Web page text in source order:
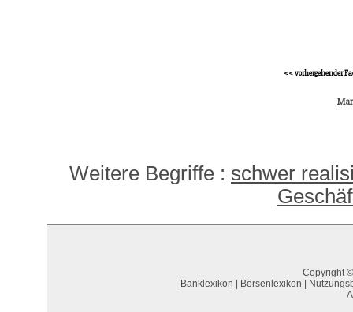
<< vorhergehender
Weitere Begriffe : schwer
Copyright
Banklexikon
Börsenlexikon